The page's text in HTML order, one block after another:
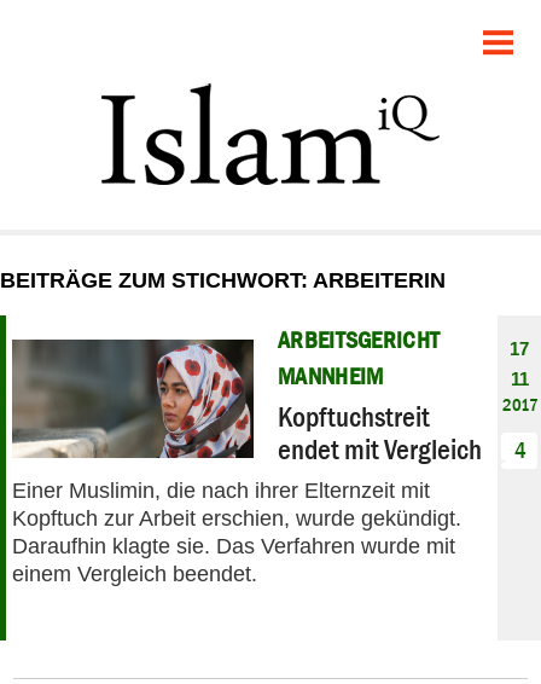
GESELLSCHAFT
STARTSEITE
DEBATTE
PANORAMA
BEITRÄGE ZUM STICHWORT: ARBEITERIN
ARBEITSGERICHT
MANNHEIM
Kopftuchstreit
endet mit Vergleich
Einer Muslimin, die nach ihrer Elternzeit mit
Kopftuch zur Arbeit erschien, wurde gekündigt.
Daraufhin klagte sie. Das Verfahren wurde mit
einem Vergleich beendet.
17
11
2017
4